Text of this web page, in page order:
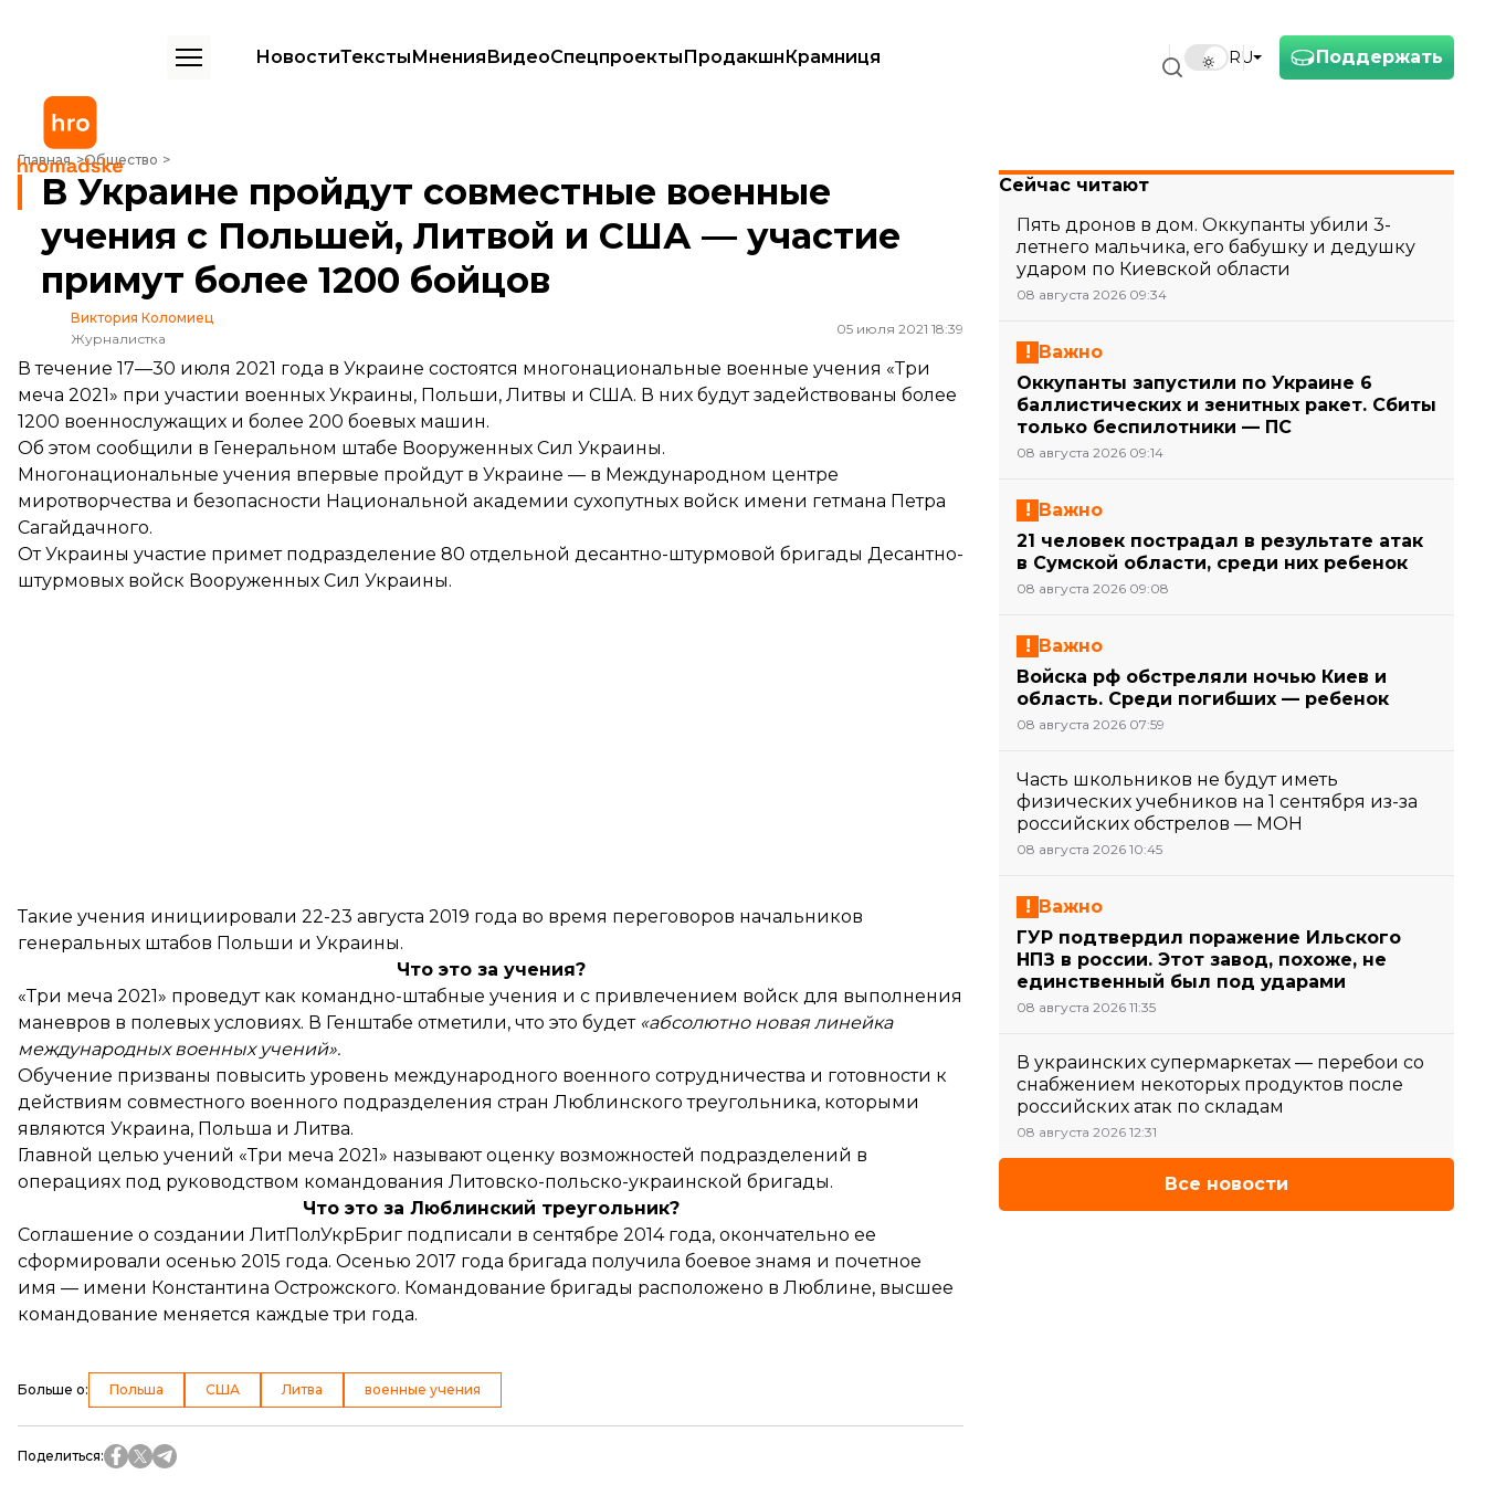
Поддержать
RU
НовостиТекстыМненияВидеоСпецпроектыПродакшнКрамниця
Главная Общество
В Украине пройдут совместные военные учения с Польшей, Литвой и США — участие примут более 1200 бойцов
В Украине пройдут совместные военные
учения с Польшей, Литвой и США — участие
примут более 1200 бойцов
Виктория Коломиец
Журналистка
05 июля 2021 18:39
В течение 17—30 июля 2021 года в Украине состоятся многонациональные военные учения «Три
меча 2021» при участии военных Украины, Польши, Литвы и США. В них будут задействованы более
1200 военнослужащих и более 200 боевых машин.
Об этом сообщили в Генеральном штабе Вооруженных Сил Украины.
Многонациональные учения впервые пройдут в Украине — в Международном центре
миротворчества и безопасности Национальной академии сухопутных войск имени гетмана Петра
Сагайдачного.
От Украины участие примет подразделение 80 отдельной десантно-штурмовой бригады Десантно-
штурмовых войск Вооруженных Сил Украины.
Такие учения инициировали 22-23 августа 2019 года во время переговоров начальников
генеральных штабов Польши и Украины.
Что это за учения?
«Три меча 2021» проведут как командно-штабные учения и с привлечением войск для выполнения
маневров в полевых условиях. В Генштабе отметили, что это будет «абсолютно новая линейка
международных военных учений».
Обучение призваны повысить уровень международного военного сотрудничества и готовности к
действиям совместного военного подразделения стран Люблинского треугольника, которыми
являются Украина, Польша и Литва.
Главной целью учений «Три меча 2021» называют оценку возможностей подразделений в
операциях под руководством командования Литовско-польско-украинской бригады.
Что это за Люблинский треугольник?
Соглашение о создании ЛитПолУкрБриг подписали в сентябре 2014 года, окончательно ее
сформировали осенью 2015 года. Осенью 2017 года бригада получила боевое знамя и почетное
имя — имени Константина Острожского. Командование бригады расположено в Люблине, высшее
командование меняется каждые три года.
Больше о: Польша США Литва военные учения
Поделиться:
Сейчас читают
Пять дронов в дом. Оккупанты убили 3-
летнего мальчика, его бабушку и дедушку
ударом по Киевской области
08 августа 2026 09:34
Важно
Оккупанты запустили по Украине 6
баллистических и зенитных ракет. Сбиты
только беспилотники — ПС
08 августа 2026 09:14
Важно
21 человек пострадал в результате атак
в Сумской области, среди них ребенок
08 августа 2026 09:08
Важно
Войска рф обстреляли ночью Киев и
область. Среди погибших — ребенок
08 августа 2026 07:59
Часть школьников не будут иметь
физических учебников на 1 сентября из-за
российских обстрелов — МОН
08 августа 2026 10:45
Важно
ГУР подтвердил поражение Ильского
НПЗ в россии. Этот завод, похоже, не
единственный был под ударами
08 августа 2026 11:35
В украинских супермаркетах — перебои со
снабжением некоторых продуктов после
российских атак по складам
08 августа 2026 12:31
Все новости